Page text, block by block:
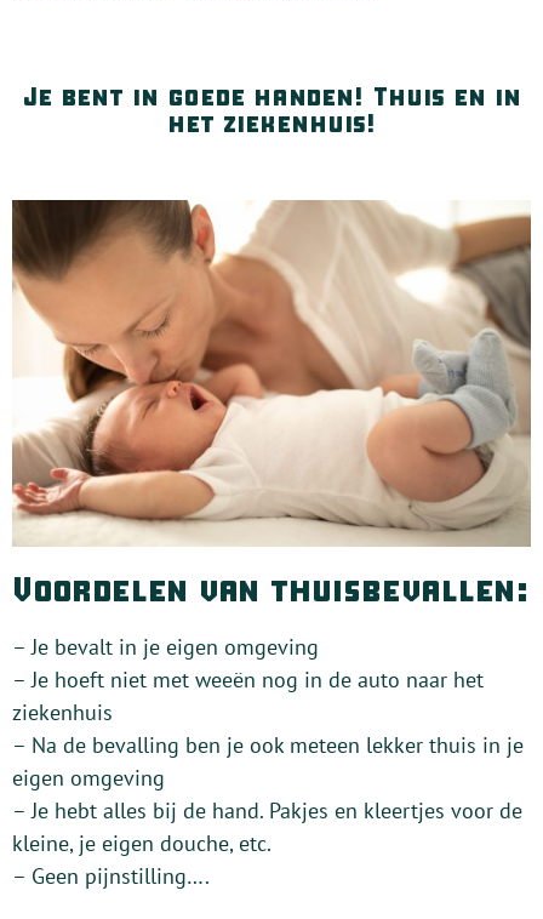
Je bent in goede handen! Thuis en in
het ziekenhuis!
Voordelen van thuisbevallen:
– Je bevalt in je eigen omgeving
– Je hoeft niet met weeën nog in de auto naar het
ziekenhuis
– Na de bevalling ben je ook meteen lekker thuis in je
eigen omgeving
– Je hebt alles bij de hand. Pakjes en kleertjes voor de
kleine, je eigen douche, etc.
– Geen pijnstilling….